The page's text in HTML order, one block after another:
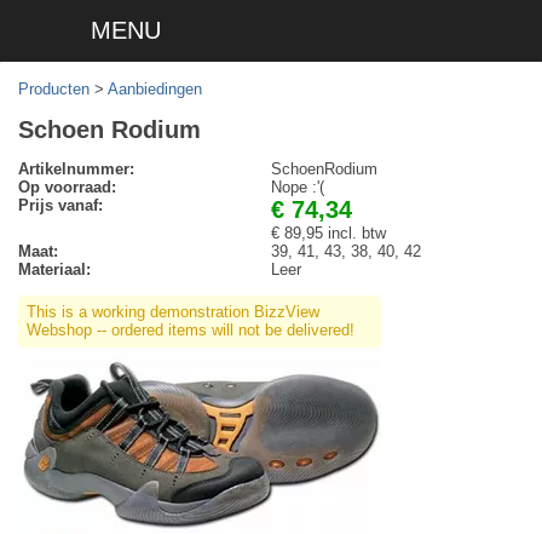
MENU
Producten > Aanbiedingen
Schoen Rodium
Artikelnummer:
SchoenRodium
Op voorraad:
Nope :'(
Prijs vanaf:
€ 74,34
€ 89,95 incl. btw
Maat:
39, 41, 43, 38, 40, 42
Materiaal:
Leer
This is a working demonstration BizzView
Webshop -- ordered items will not be delivered!